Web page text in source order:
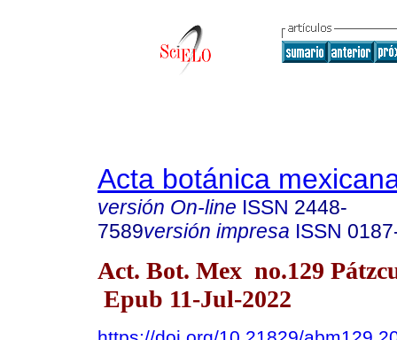
Acta botánica
versión On-line ISSN 2448-
7589versión impresa ISSN
Act. Bot. Mex no.129
Epub 11-Jul-2022